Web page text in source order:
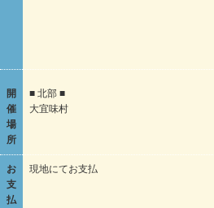
開
催
場
所
■ 北部 ■
大宜味村
お
支
払
現地にてお支払